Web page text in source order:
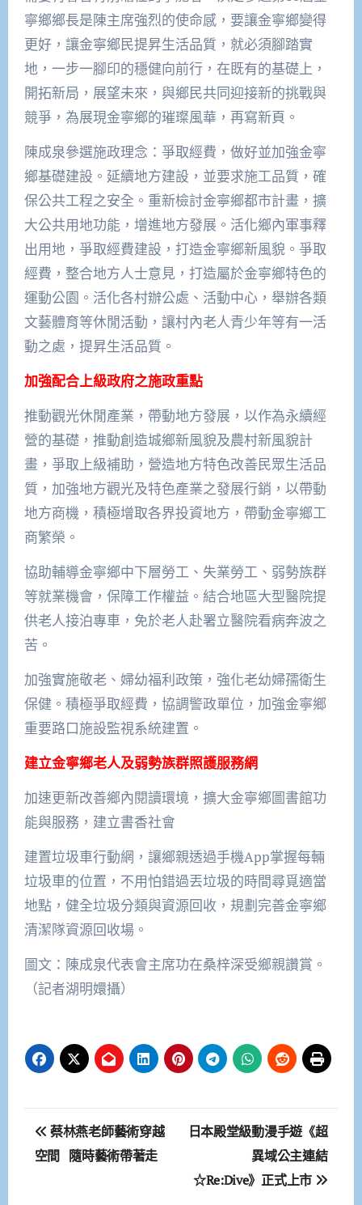
寧鄉鄉長是陳主席強烈的使命感，要讓金寧鄉變得
更好，讓金寧鄉民提昇生活品質，就必須腳踏實
地，一步一腳印的穩健向前行，在既有的基礎上，
開拓新局，展望未來，與鄉民共同迎接新的挑戰與
競爭，為展現金寧鄉的璀璨風華，再寫新頁。
陳成泉參選施政理念：爭取經費，做好並加強金寧
鄉基礎建設。延續地方建設，並要求施工品質，確
保公共工程之安全。重新檢討金寧鄉都市計畫，擴
大公共用地功能，增進地方發展。活化鄉內軍事釋
出用地，爭取經費建設，打造金寧鄉新風貌。爭取
經費，整合地方人士意見，打造屬於金寧鄉特色的
運動公園。活化各村辦公處、活動中心，舉辦各類
文藝體育等休閒活動，讓村內老人青少年等有一活
動之處，提昇生活品質。
加強配合上級政府之施政重點
推動觀光休閒產業，帶動地方發展，以作為永續經
營的基礎，推動創造城鄉新風貌及農村新風貌計
畫，爭取上級補助，營造地方特色改善民眾生活品
質，加強地方觀光及特色產業之發展行銷，以帶動
地方商機，積極增取各界投資地方，帶動金寧鄉工
商繁榮。
協助輔導金寧鄉中下層勞工、失業勞工、弱勢族群
等就業機會，保障工作權益。結合地區大型醫院提
供老人接泊專車，免於老人赴署立醫院看病奔波之
苦。
加強實施敬老、婦幼福利政策，強化老幼婦孺衛生
保健。積極爭取經費，協調警政單位，加強金寧鄉
重要路口施設監視系統建置。
建立金寧鄉老人及弱勢族群照護服務網
加速更新改善鄉內閱讀環境，擴大金寧鄉圖書館功
能與服務，建立書香社會
建置垃圾車行動網，讓鄉親透過手機App掌握每輛
垃圾車的位置，不用怕錯過丟垃圾的時間尋覓適當
地點，健全垃圾分類與資源回收，規劃完善金寧鄉
清潔隊資源回收場。
圖文：陳成泉代表會主席功在桑梓深受鄉親讚賞。
（記者湖明嬛攝）
文
章
蔡林燕老師藝術穿越
空間 隨時藝術帶著走
日本殿堂級動漫手遊《超
異域公主連結
☆Re:Dive》正式上市